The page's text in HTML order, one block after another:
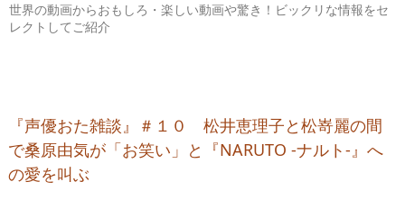
世界の動画からおもしろ・楽しい動画や驚き！ビックリな情報をセ
レクトしてご紹介
『声優おた雑談』＃１０ 松井恵理子と松嵜麗の間
で桑原由気が「お笑い」と『NARUTO -ナルト-』へ
の愛を叫ぶ